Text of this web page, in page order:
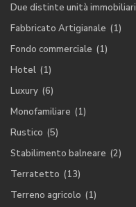
Due distinte unità immobiliari
Fabbricato Artigianale (1)
Fondo commerciale (1)
Hotel (1)
Luxury (6)
Monofamiliare (1)
Rustico (5)
Stabilimento balneare (2)
Terratetto (13)
Terreno agricolo (1)